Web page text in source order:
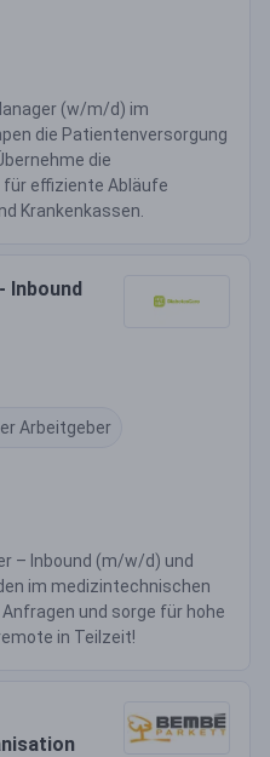
(w/m/d) im
die Patientenversorgung
die
für effiziente Abläufe
Krankenkassen.
Inbound
Arbeitgeber
– Inbound (m/w/d) und
im medizintechnischen
und sorge für hohe
in Teilzeit!